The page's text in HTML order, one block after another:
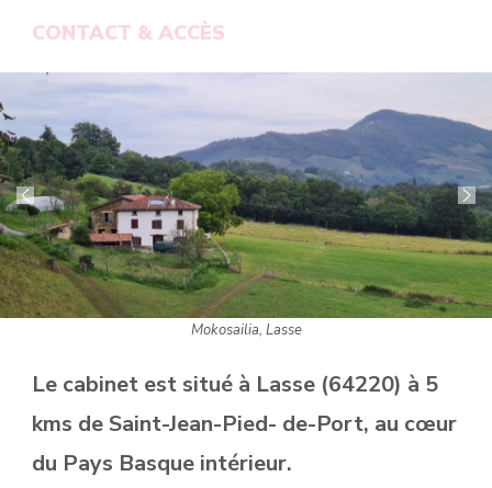
CONTACT & ACCÈS
Mokosailia, Lasse
Le cabinet est situé à Lasse (64220) à 5
kms de Saint-Jean-Pied- de-Port, au cœur
du Pays Basque intérieur.